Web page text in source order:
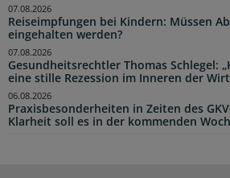
Reiseimpfungen bei Kindern: Müssen
eingehalten werden?
07.08.2026
Gesundheitsrechtler Thomas Schlegel:
eine stille Rezession im Inneren der
07.08.2026
Praxisbesonderheiten in Zeiten des
Klarheit soll es in der kommenden
06.08.2026